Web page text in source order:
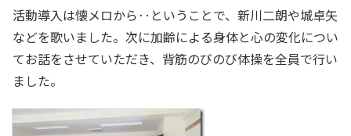
活動導入は懐メロから‥ということで、新川二朗や城卓矢
などを歌いました。次に加齢による身体と心の変化につい
てお話をさせていただき、背筋のびのび体操を全員で行い
ました。